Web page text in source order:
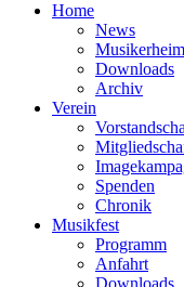
Home
News
Musikerheim
Downloads
Archiv
Verein
Spenden
Chronik
Musikfest
Programm
Anfahrt
Downloads